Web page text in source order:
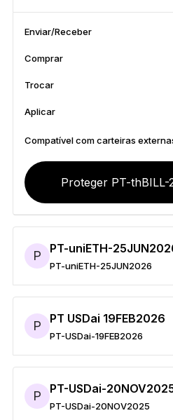
Comprar todas
Hard Wallets
Pacotes
Acessórios
Soluções de
Edições Limitadas
Ver todos os produtos
Ledger
Enviar/Receber
Comprar
Trocar
Aplicar
Compatível com carteiras
Proteger PT-thBILL-
P PT-uniETH-
PT-uniETH-25JUN2026
Enviar/Receber
Comprar
Trocar
Aplicar
Compatível com carteiras externas
Proteger PT-
P PT USDai 19FEB2026
PT-USDai-19FEB2026
Enviar/Receber
Comprar
Trocar
Aplicar
Compatível com carteiras externas
Proteger PT-USDai-
P PT-USDai-
PT-USDai-20NOV2025